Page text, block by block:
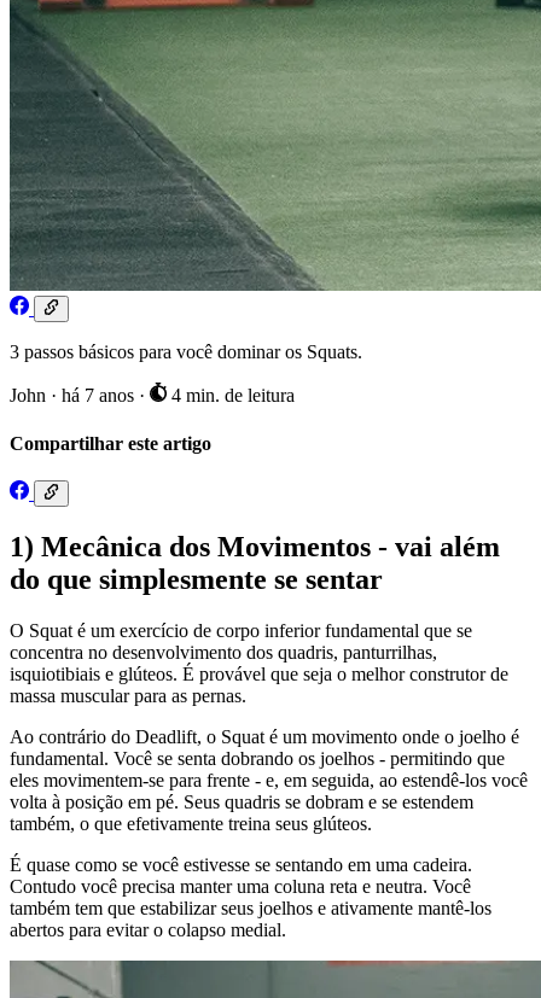
3 passos básicos para você dominar os Squats.
John · há 7 anos · 4 min. de leitura
Compartilhar este artigo
1) Mecânica dos Movimentos - vai além
do que simplesmente se sentar
O Squat é um exercício de corpo inferior fundamental que se
concentra no desenvolvimento dos quadris, panturrilhas,
isquiotibiais e glúteos. É provável que seja o melhor construtor de
massa muscular para as pernas.
Ao contrário do Deadlift, o Squat é um movimento onde o joelho é
fundamental. Você se senta dobrando os joelhos - permitindo que
eles movimentem-se para frente - e, em seguida, ao estendê-los você
volta à posição em pé. Seus quadris se dobram e se estendem
também, o que efetivamente treina seus glúteos.
É quase como se você estivesse se sentando em uma cadeira.
Contudo você precisa manter uma coluna reta e neutra. Você
também tem que estabilizar seus joelhos e ativamente mantê-los
abertos para evitar o colapso medial.